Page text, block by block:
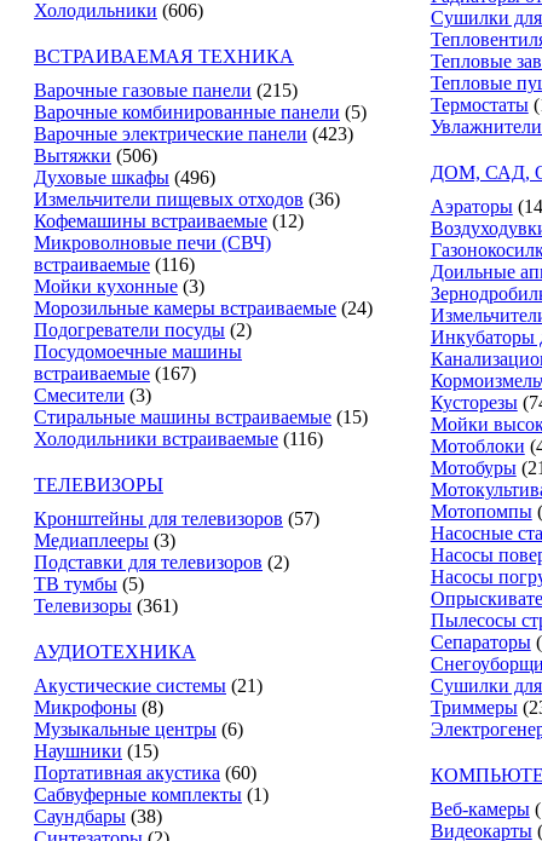
Холодильники (606)
ВСТРАИВАЕМАЯ ТЕХНИКА
Варочные газовые панели (215)
Варочные комбинированные панели (5)
Варочные электрические панели (423)
Вытяжки (506)
Духовые шкафы (496)
Измельчители пищевых отходов (36)
Кофемашины встраиваемые (12)
Микроволновые печи (СВЧ)
встраиваемые (116)
Мойки кухонные (3)
Морозильные камеры встраиваемые (24)
Подогреватели посуды (2)
Посудомоечные машины
встраиваемые (167)
Смесители (3)
Стиральные машины встраиваемые (15)
Холодильники встраиваемые (116)
ТЕЛЕВИЗОРЫ
Кронштейны для телевизоров (57)
Медиаплееры (3)
Подставки для телевизоров (2)
ТВ тумбы (5)
Телевизоры (361)
АУДИОТЕХНИКА
Акустические системы (21)
Микрофоны (8)
Музыкальные центры (6)
Наушники (15)
Портативная акустика (60)
Сабвуферные комплекты (1)
Саундбары (38)
Сушилки
Тепловые
Тепловые
Термостаты
ДОМ, САД,
Аэраторы
Доильные
Инкубаторы
Кусторезы
Мойки
Мотоблоки
Мотобуры
Мотопомпы
Насосные
Насосы
Насосы
Пылесосы
Сепараторы
Сушилки
Триммеры
Веб-камеры
Видеокарты